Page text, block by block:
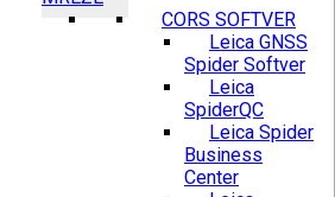
CORS SOFTVER
Leica GNSS
Spider Softver
Leica
SpiderQC
Leica Spider
Business
Center